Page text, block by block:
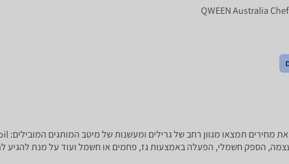
QWEEN Australia
הספק חשמלי, הפעלה באמצעות גז, פחמים או חשמל ועוד על מנת להגיע